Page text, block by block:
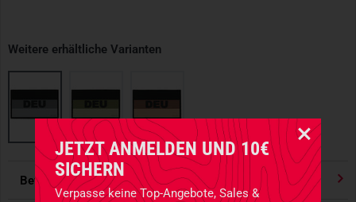
JETZT ANMELDEN UND 10€
SICHERN
Verpasse keine Top-Angebote, Sales &
Weitere erhältliche Varianten
Bewertungen 4.91/ 5 Sternen